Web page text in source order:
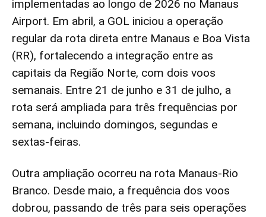
implementadas ao longo de 2026 no Manaus
Airport. Em abril, a GOL iniciou a operação
regular da rota direta entre Manaus e Boa Vista
(RR), fortalecendo a integração entre as
capitais da Região Norte, com dois voos
semanais. Entre 21 de junho e 31 de julho, a
rota será ampliada para três frequências por
semana, incluindo domingos, segundas e
sextas-feiras.
Outra ampliação ocorreu na rota Manaus-Rio
Branco. Desde maio, a frequência dos voos
dobrou, passando de três para seis operações